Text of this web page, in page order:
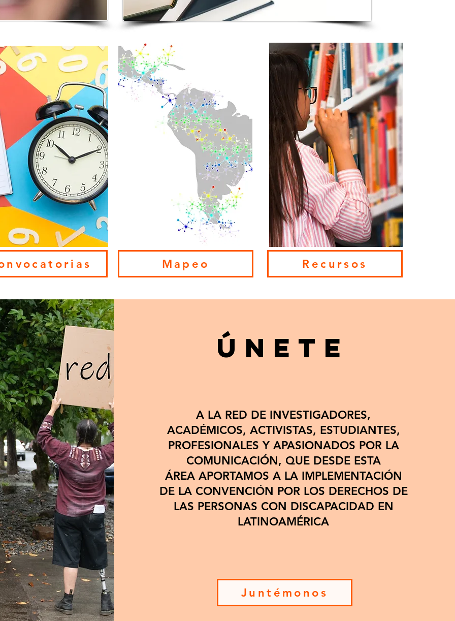
Mapeo Recursos
Próximamente nuevas entradas
Explora otras categorías en este blog o vuelve más tarde.
únete
A LA RED DE INVESTIGADORES,
ACADÉMICOS, ACTIVISTAS, ESTUDIANTES,
PROFESIONALES Y APASIONADOS POR LA
COMUNICACIÓN, QUE DESDE ESTA
ÁREAAPORTAMOS A LA IMPLEMENTACIÓN
DE LA CONVENCIÓN POR LOS DERECHOS DE
LAS PERSONAS CON DISCAPACIDAD EN
LATINOAMÉRICA
Juntémonos